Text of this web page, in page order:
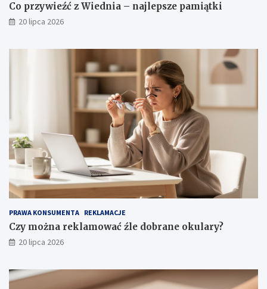
Co przywieźć z Wiednia – najlepsze pamiątki
20 lipca 2026
PRAWA KONSUMENTA REKLAMACJE
Czy można reklamować źle dobrane okulary?
20 lipca 2026